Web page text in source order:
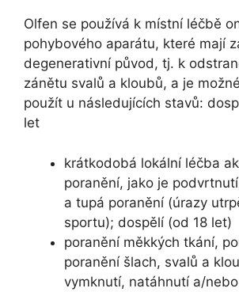
Olfen se používá k místní léčbě
pohybového aparátu, které mají
degenerativní původ, tj. k
zánětu svalů a kloubů, a je
použít u následujících stavů:
let
krátkodobá lokální léčba
poranění, jako je
a tupá poranění (úrazy
sportu); dospělí (od 18 let)
poranění měkkých tkání,
poranění šlach, svalů a
vymknutí, natáhnutí a/